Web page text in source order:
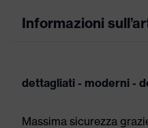
Informazioni
dettagliati - moderni -
Massima sicurezza